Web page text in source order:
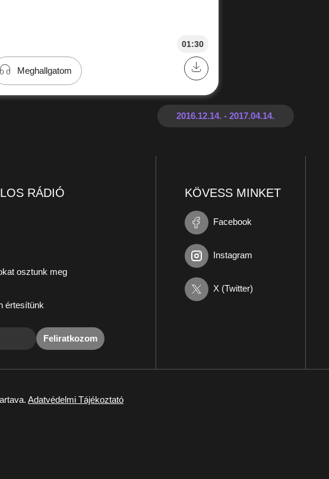
01:30
Meghallgatom
RÁDIÓ
osztunk meg
értesítünk
Feliratkozom
KÖVESS MINKET
Facebook
Instagram
X (Twitter)
Adatvédelmi Tájékoztató